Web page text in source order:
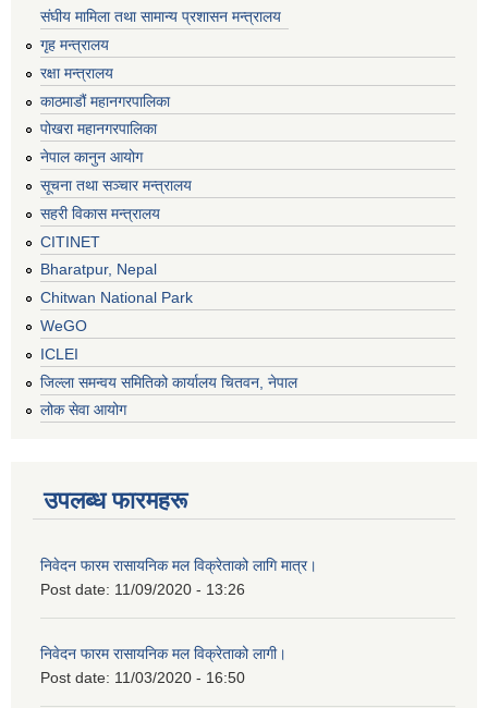
संघीय मामिला तथा सामान्य प्रशासन मन्त्रालय
गृह मन्त्रालय
रक्षा मन्त्रालय
काठमाडौं महानगरपालिका
पोखरा महानगरपालिका
नेपाल कानुन आयोग
सूचना तथा सञ्चार मन्त्रालय
सहरी विकास मन्त्रालय
CITINET
Bharatpur, Nepal
Chitwan National Park
WeGO
ICLEI
जिल्ला समन्वय समितिको कार्यालय चितवन, नेपाल
लोक सेवा आयोग
उपलब्ध फारमहरू
निवेदन फारम रासायनिक मल विक्रेताको लागि मात्र।
Post date: 11/09/2020 - 13:26
निवेदन फारम रासायनिक मल विक्रेताको लागी।
Post date: 11/03/2020 - 16:50